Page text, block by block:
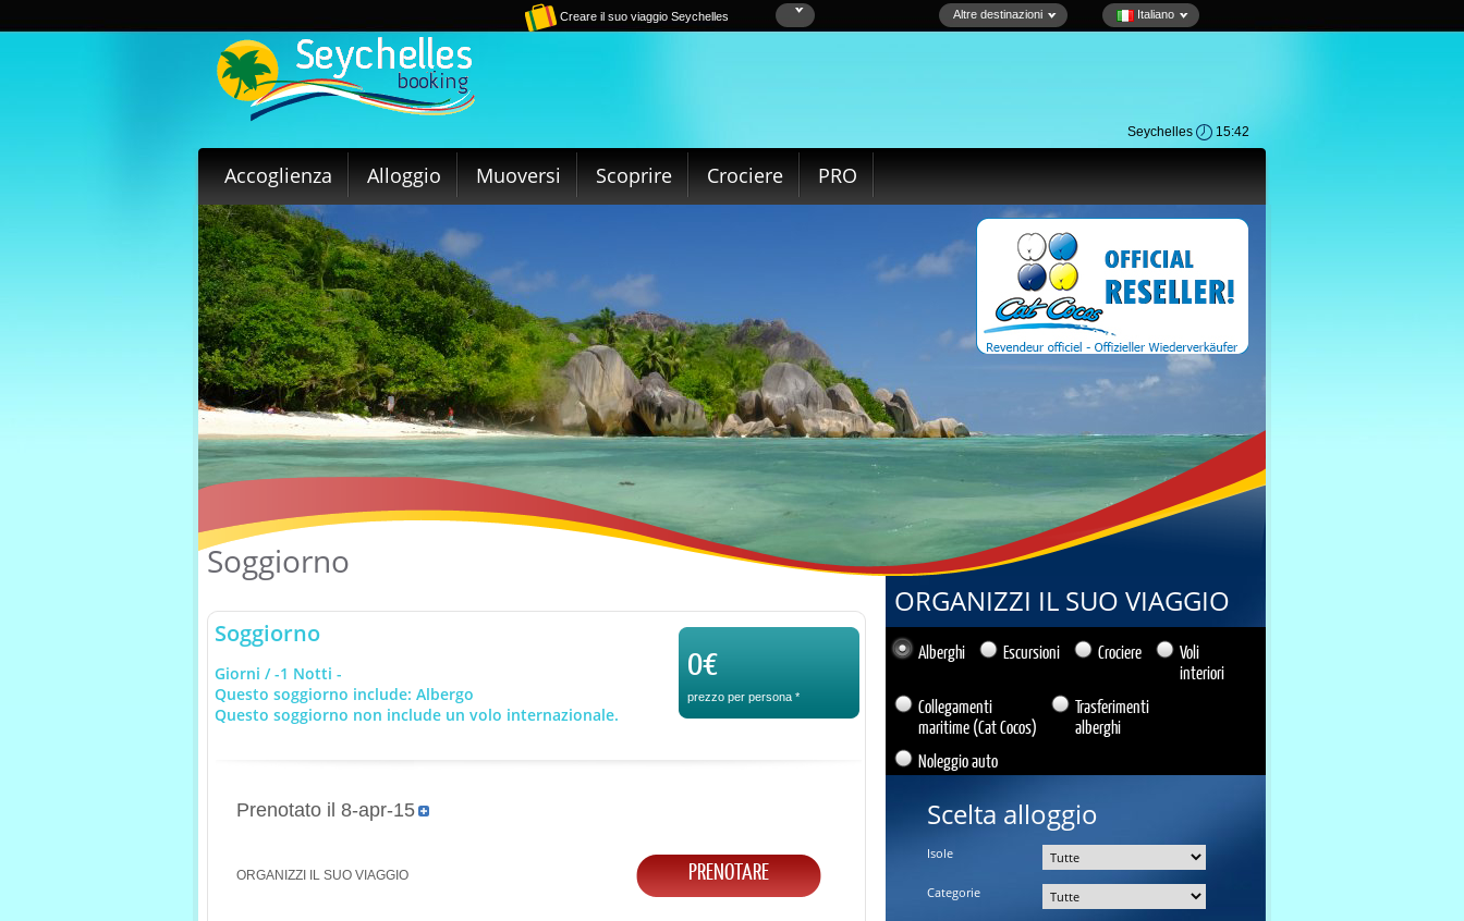
Creare il suo viaggio Seychelles Altre destinazioni Italiano
Seychelles 15:42
Accoglienza Alloggio Muoversi Scoprire Crociere PRO
Soggiorno
Soggiorno
Giorni / -1 Notti -
Questo soggiorno include: Albergo
Questo soggiorno non include un volo internazionale.
0€
prezzo per persona *
Prenotato il 8-apr-15
ORGANIZZI IL SUO VIAGGIO PRENOTARE
ORGANIZZI IL SUO VIAGGIO
Alberghi Escursioni Crociere
Voli
interiori
Collegamenti
maritime (Cat Cocos)
Trasferimenti
alberghi
Noleggio auto
Scelta alloggio
Isole
Categorie